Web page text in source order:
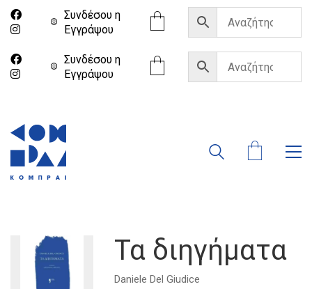
Συνδέσου η
Eγγράψου
Συνδέσου η
Eγγράψου
Τα διηγήματα
Daniele Del Giudice